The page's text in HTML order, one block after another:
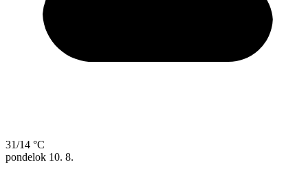
31/14 °C
pondelok 10. 8.